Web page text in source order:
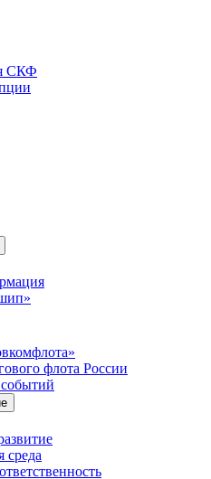
СКФ
флота России